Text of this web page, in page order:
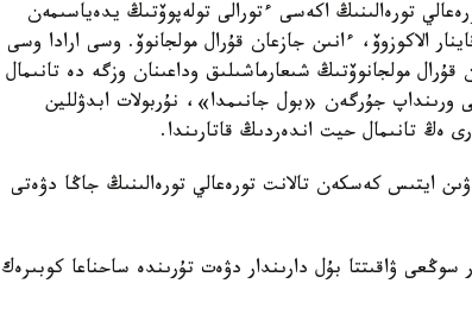
تورەالىنىڭ اكەسى ءتورالى تولەپوۆتىڭ يدەياسىمەن
الاكوزوۆ، ءانىن جازعان قۇرال مولجانوۆ. وسى ارادا وسى
قۇرال مولجانوۆتىڭ شىعارماشىلىق وداعىنان وزگە دە تانىمال
ورىنداپ جۇرگەن «بول جانىمدا»، نۇربولات ابدۋللين
ەڭ تانىمال حيت اندەردىڭ قاتارىندا.
ايتىس كەسكەن تالانت تورەعالي تورەالىنىڭ جاڭا دۋەتى
سوڭعى ۋاقىتتا بۇل دارىندار دۋەت تۇرىندە ساحناعا كوبىرەك